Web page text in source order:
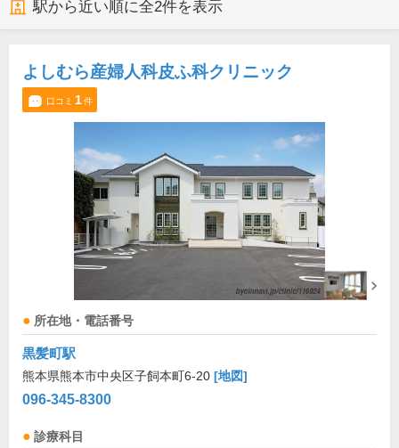
駅から近い順に全2件を表示
よしむら産婦人科皮ふ科クリニック
口コミ 1件
所在地・電話番号
黒髪町駅
熊本県熊本市中央区子飼本町6-20 [地図]
096-345-8300
診療科目